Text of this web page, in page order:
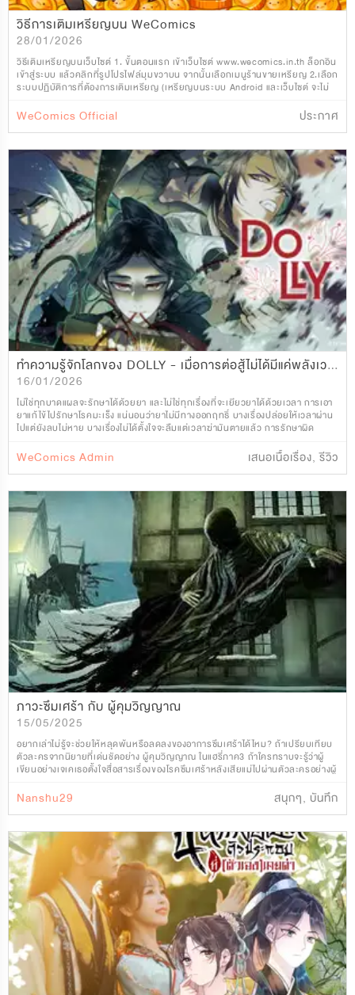
วิธีการเติมเหรียญบน WeComics
28/01/2026
วิธีเติมเหรียญบนเว็บไซต์ 1. ขั้นตอนแรก เข้าเว็บไซต์ www.wecomics.in.th ล็อกอิน
เข้าสู่ระบบ แล้วคลิกที่รูปโปรไฟล์มุมขวาบน จากนั้นเลือกเมนูร้านขายเหรียญ 2.เลือก
ระบบปฏิบัติการที่ต้องการเติมเหรียญ (เหรียญบนระบบ Android และเว็บไซต์ จะไม่
ประกาศ
WeComics Official
ทำความรู้จักโลกของ DOLLY - เมื่อการต่อสู้ไม่ได้มีแค่พลังเวท แต่ยังรวมถึงความกลัวในใจมนุษย์
16/01/2026
ไม่ใช่ทุกบาดแผลจะรักษาได้ด้วยยา และไม่ใช่ทุกเรื่องที่จะเยียวยาได้ด้วยเวลา การเอา
ยาแก้ไข้ไปรักษาโรคมะเร็ง แน่นอนว่ายาไม่มีทางออกฤทธิ์ บางเรื่องปล่อยให้เวลาผ่าน
ไปแต่ยังลบไม่หาย บางเรื่องไม่ได้ตั้งใจจะลืมแต่เวลาฆ่ามันตายแล้ว การรักษาผิด
เสนอเนื้อเรื่อง,รีวิว
WeComics Admin
ภาวะซึมเศร้า กับ ผู้คุมวิญญาณ
15/05/2025
อยากเล่าไม่รู้จะช่วยให้หลุดพ้นหรือลดลงของอาการซึมเศร้าได้ไหม? ถ้าเปรียบเทียบ
ตัวละครจากนิยายที่เด่นชัดอย่าง ผู้คุมวิญญาณ ในแฮรี่ภาค3 ถ้าใครทราบจะรู้ว่าผู้
เขียนอย่างเจเคเธอตั้งใจสื่อสารเรื่องของโรคซึมเศร้าหลังเสียแม่ไปผ่านตัวละครอย่างผู้
สนุกๆ, บันทึก
Nanshu29